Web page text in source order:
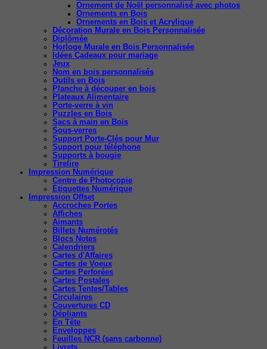
Ornement de Noël personnalisé avec photos
Ornements en Bois
Ornements en Bois et Acrylique
Décoration Murale en Bois Personnalisée
Diplômée
Horloge Murale en Bois Personnalisée
Idées Cadeaux pour mariage
Jeux
Nom en bois personnalisés
Outils en Bois
Planche à découper en bois
Plateaux Alimentaire
Porte-verre à vin
Puzzles en Bois
Sacs à main en Bois
Sous-verres
Support Porte-Clés pour Mur
Support pour téléphone
Supports à bougie
Tirelire
Impression Numérique
Centre de Photocopie
Étiquettes Numérique
Impression Offset
Accroches Portes
Affiches
Aimants
Billets Numérotés
Blocs Notes
Calendriers
Cartes d'Affaires
Cartes de Voeux
Cartes Perforées
Cartes Postales
Cartes Tentes/Tables
Circulaires
Couvertures CD
Dépliants
En Tête
Enveloppes
Feuilles NCR (sans carbonne)
Livrets